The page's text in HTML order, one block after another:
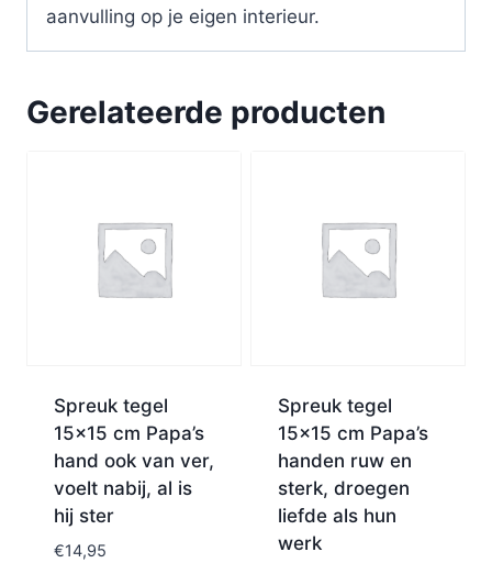
aanvulling op je eigen interieur.
Gerelateerde producten
Spreuk tegel
15×15 cm Papa’s
hand ook van ver,
voelt nabij, al is
hij ster
€14,95
Spreuk tegel
15×15 cm Papa’s
handen ruw en
sterk, droegen
liefde als hun
werk